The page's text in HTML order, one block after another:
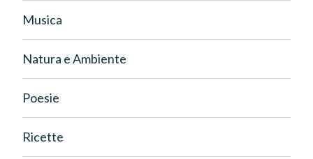
Musica
Natura e Ambiente
Poesie
Ricette